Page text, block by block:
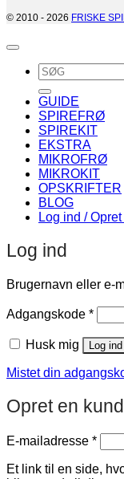
© 2010 - 2026 FRISKE
Søg
efter:
GUIDE
SPIREFRØ
SPIREKIT
EKSTRA
MIKROFRØ
MIKROKIT
OPSKRIFTER
BLOG
Log ind /
Log ind
Brugernavn eller e-
Adgangskode *
Husk mig Log ind
Mistet din
Opret en
E-mailadresse *
Et link til en side,